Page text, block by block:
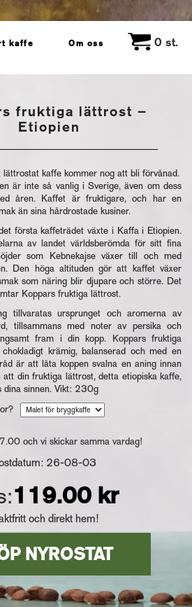
kaffe Om oss 0 st.
fruktiga lättrost –
Etiopien
kaffe kommer nog att bli förvånad.
är inte så vanlig i Sverige, även om dess
åren. Kaffet är fruktigare, och har en
än sina hårdrostade kusiner.
första kaffeträdet växte i Kaffa i Etiopien.
av landet världsberömda för sitt fina
som Kebnekajse växer till och med
Den höga altituden gör att kaffet växer
som näring blir djupare och större. Det
Koppars fruktiga lättrost.
tillvaratas ursprunget och aromerna av
tillsammans med noter av persika och
fram i din kopp. Koppars fruktiga
krämig, balanserad och med en
är att låta koppen svalna en aning innan
din fruktiga lättrost, detta etiopiska kaffe,
dina sinnen. Vikt: 230g
och vi skickar samma vardag!
26-08-03
119.00 kr
och direkt hem!
NYROSTAT